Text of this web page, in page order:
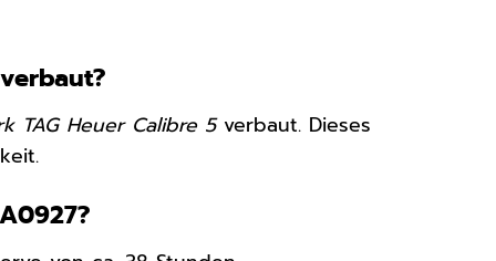
TAG Heuer Calibre 5verbaut. Dieses